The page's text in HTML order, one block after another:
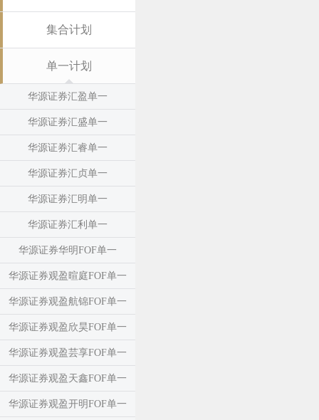
集合计划
单一计划
华源证券汇盈单一
华源证券汇盛单一
华源证券汇睿单一
华源证券汇贞单一
华源证券汇明单一
华源证券汇利单一
华源证券华明FOF单一
华源证券观盈暄庭FOF单一
华源证券观盈航锦FOF单一
华源证券观盈欣昊FOF单一
华源证券观盈芸享FOF单一
华源证券观盈天鑫FOF单一
华源证券观盈开明FOF单一